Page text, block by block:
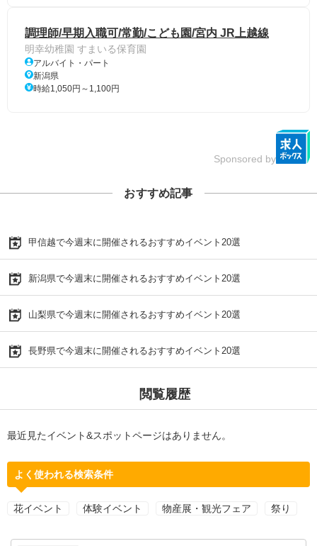
調理師/早期入職可/常勤/こども園/宮内 JR上越線
明幸幼稚園 すまいる保育園
アルバイト・パート
新潟県
時給1,050円～1,100円
Sponsored by
おすすめ記事
甲信越で今週末に開催されるおすすめイベント20選
新潟県で今週末に開催されるおすすめイベント20選
山梨県で今週末に開催されるおすすめイベント20選
長野県で今週末に開催されるおすすめイベント20選
閲覧履歴
最近見たイベント&スポットページはありません。
よく使われる検索条件
花イベント 体験イベント 物産展・観光フェア 祭り